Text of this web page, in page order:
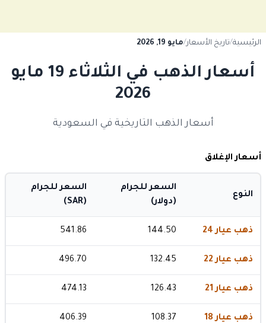
الرئيسية/تاريخ الأسعار/مايو 19, 2026
أسعار الذهب في الثلاثاء 19 مايو
2026
أسعار الذهب التاريخية في السعودية
أسعار الإغلاق
النوع
السعر للجرام
(دولار)
السعر للجرام
(SAR)
ذهب عيار 24 144.50
541.86
ذهب عيار 22 132.45
496.70
ذهب عيار 21 126.43
474.13
ذهب عيار 18 108.37
406.39